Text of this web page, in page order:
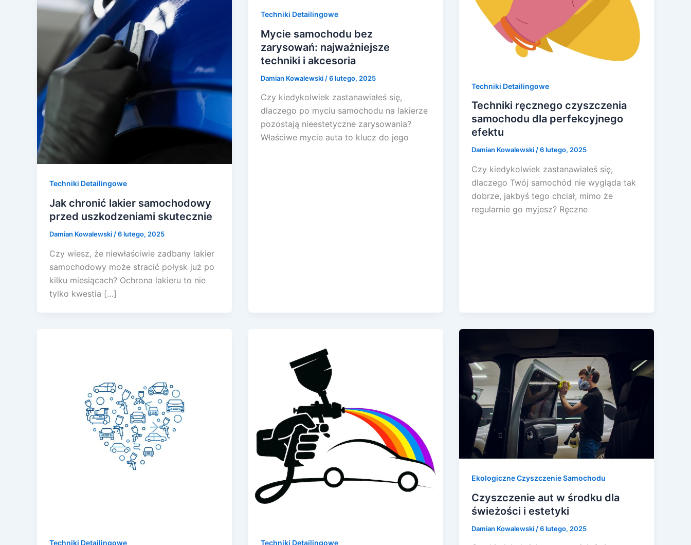
Techniki Detailingowe
Jak chronić lakier samochodowy
przed uszkodzeniami skutecznie
Damian Kowalewski /6 lutego, 2025
Czy wiesz, że niewłaściwie zadbany lakier
samochodowy może stracić połysk już po
kilku miesiącach? Ochrona lakieru to nie
tylko kwestia […]
Techniki Detailingowe
Mycie samochodu bez
zarysowań: najważniejsze
techniki i akcesoria
Damian Kowalewski /6 lutego, 2025
Czy kiedykolwiek zastanawiałeś się,
dlaczego po myciu samochodu na lakierze
pozostają nieestetyczne zarysowania?
Właściwe mycie auta to klucz do jego
Techniki Detailingowe
Techniki ręcznego czyszczenia
samochodu dla perfekcyjnego
efektu
Damian Kowalewski/6 lutego, 2025
Czy kiedykolwiek zastanawiałeś się,
dlaczego Twój samochód nie wygląda tak
dobrze, jakbyś tego chciał, mimo że
regularnie go myjesz? Ręczne
Techniki Detailingowe Techniki Detailingowe
Ekologiczne Czyszczenie Samochodu
Czyszczenie aut w środku dla
świeżości i estetyki
Damian Kowalewski /6 lutego, 2025